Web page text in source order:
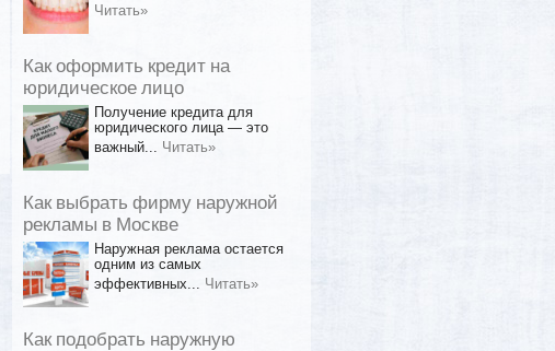
Читать»
Как оформить кредит на
юридическое лицо
Получение кредита для
юридического лица — это
важный... Читать»
Как выбрать фирму наружной
рекламы в Москве
Наружная реклама остается
одним из самых
эффективных... Читать»
Как подобрать наружную